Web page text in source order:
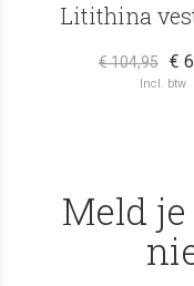
Litithina
€ 104,95 €
Incl. btw
Meld